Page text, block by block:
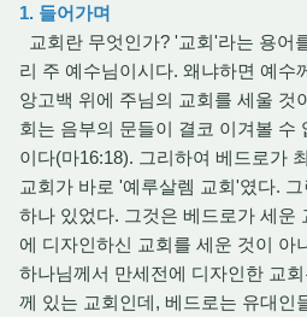
1. 들어가며
교회란 무엇인가? '교회'라는 용어
리 주 예수님이시다. 왜냐하면 예수
앙고백 위에 주님의 교회를 세울 것
회는 음부의 문들이 결코 이겨볼 수
이다(마16:18). 그리하여 베드로가
교회가 바로 '예루살렘 교회'였다.
하나 있었다. 그것은 베드로가 세운
에 디자인하신 교회를 세운 것이 아
하나님께서 만세전에 디자인한 교
께 있는 교회인데, 베드로는 유대인